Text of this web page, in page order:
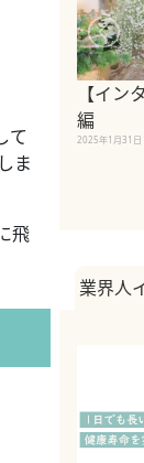
て
ま
飛
【イン
編
2025年1月31日
業界人